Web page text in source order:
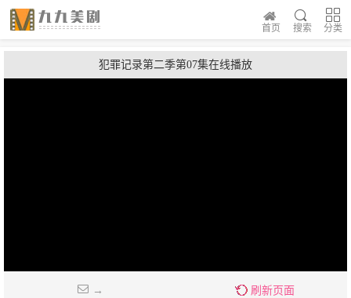
分类
搜索
首页
犯罪记录第二季第07集在线播放
→ 刷新页面